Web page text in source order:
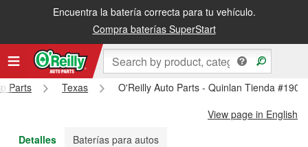
Encuentra la batería correcta para tu vehículo.
Compra baterías SuperStart
Recibe tu orden gratis al día siguiente o recógela en la tienda
Parts Texas
O'Reilly Auto Parts - Quinlan Tienda #1905
View page in English
Detalles
Baterías para autos